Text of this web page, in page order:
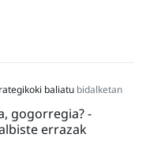
baliatu bidalketan
gogorregia? -
errazak